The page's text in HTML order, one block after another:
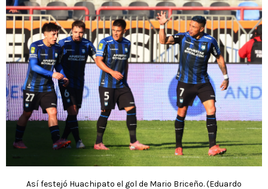
Así festejó Huachipato el gol de Mario Briceño. (Eduardo